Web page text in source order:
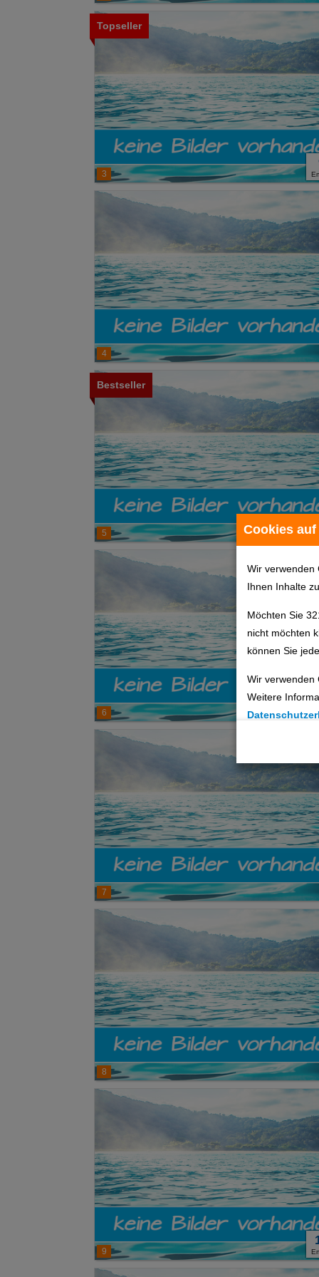
Cookies auf
Wir verwenden
Ihnen Inhalte
Möchten Sie
nicht möchten
können Sie
Wir verwenden
Weitere
Technische
Analyse
Social Media
Advertising
Erweiterte
3
Topseller
4
5
Bestseller
6
7
8
9